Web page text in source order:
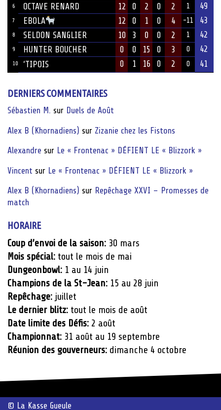
6 OCTAVE RENARD 12 0 2 0 2 1 49
7 EBOLA 12 0 1 0 4 -11 43
8 SELDON SANGLIER 10 3 0 0 2 1 42
9 HUNTER BOUCHER 0 0 15 0 3 0 42
10 ‘TIPOIS 0 1 16 0 2 0 41
DERNIERS COMMENTAIRES
Sébastien M. sur Duels de Août
Alex B (Khornadiens) sur Zizanie chez les Fistons
Alexandre sur Le « Frontenac » DÉFIENT LE « Blizzork »
Vincent sur Le « Frontenac » DÉFIENT LE « Blizzork »
Alex B (Khornadiens) sur Repêchage XXVI – Promesses de
match
HORAIRE
Coup d’envoi de la saison: 30 mars
Mois spécial: tout le mois de mai
Dungeonbowl: 1 au 14 juin
Champions de la St-Jean: 15 au 28 juin
Repêchage: juillet
Le dernier blitz: tout le mois de août
Date limite des Défis: 2 août
Championnat: 31 août au 19 septembre
Réunion des gouverneurs: dimanche 4 octobre
© La Kasse Gueule